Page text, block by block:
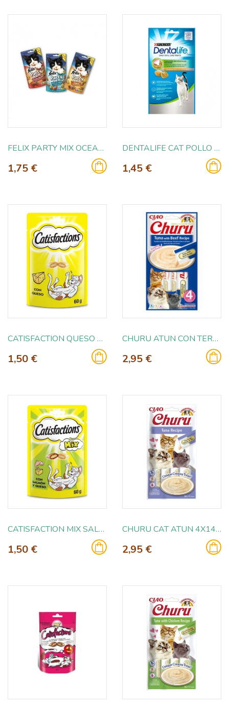
FELIX PARTY MIX OCEAN 60GR
1,75 €
DENTALIFE CAT POLLO 40GR
1,45 €
CATISFACTION QUESO 60GR
1,50 €
CHURU ATUN CON TERNERA 4 X 14G
2,95 €
CATISFACTION MIX SALMON Y QUESO 60GR
1,50 €
CHURU CAT ATUN 4X14GR
2,95 €